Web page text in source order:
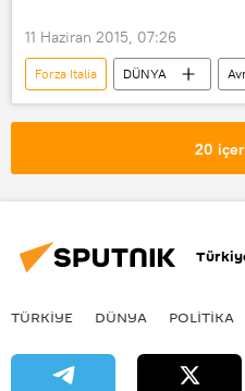
11 Haziran 2015, 07:26
Forza Italia DÜNYA
Haberler
İtalya
G7
Rusya'ya yaptırımlar
Rusya
20
TÜRKIYE DÜNYA POLİTİKA